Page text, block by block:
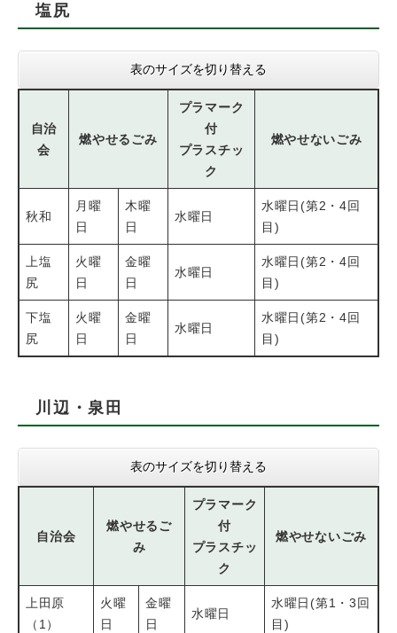
塩尻
表のサイズを切り替える
自治
会
燃やせるごみ
プラマーク
付
プラスチッ
ク
燃やせないごみ
秋和
月曜
日
木曜
日
水曜日
水曜日(第2・4回
目)
上塩
尻
火曜
日
金曜
日
水曜日
水曜日(第2・4回
目)
下塩
尻
火曜
日
金曜
日
水曜日
水曜日(第2・4回
目)
川辺・泉田
表のサイズを切り替える
自治会
燃やせるご
み
プラマーク
付
プラスチッ
ク
燃やせないごみ
上田原
（1）
火曜
日
金曜
日
水曜日
水曜日(第1・3回
目)